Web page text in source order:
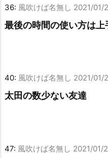
36: 風吹けば名無し 2021/01/
最後の時間の使い方は上
40: 風吹けば名無し 2021/01/
太田の数少ない友達
47: 風吹けば名無し 2021/01/